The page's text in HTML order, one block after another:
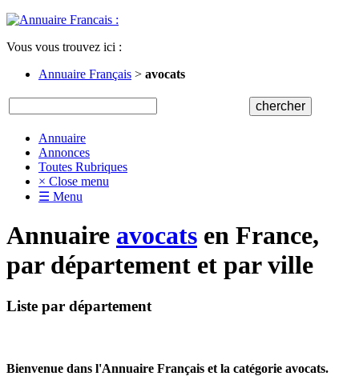
Vous vous trouvez ici :
Annuaire Français > avocats
Annuaire
Annonces
Toutes Rubriques
× Close menu
☰ Menu
Annuaire avocats en France,
par département et par ville
Liste par département
Bienvenue dans l'Annuaire Français et la catégorie avocats.